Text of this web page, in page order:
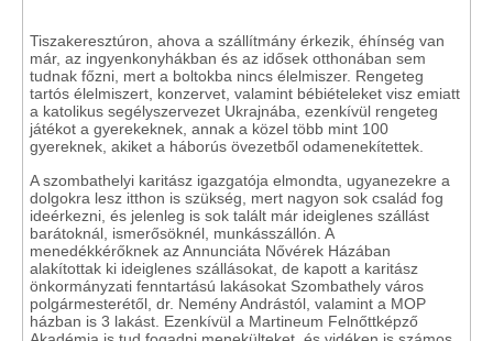
Tiszakeresztúron, ahova a szállítmány érkezik, éhínség van
már, az ingyenkonyhákban és az idősek otthonában sem
tudnak főzni, mert a boltokba nincs élelmiszer. Rengeteg
tartós élelmiszert, konzervet, valamint bébiételeket visz emiatt
a katolikus segélyszervezet Ukrajnába, ezenkívül rengeteg
játékot a gyerekeknek, annak a közel több mint 100
gyereknek, akiket a háborús övezetből odamenekítettek.
A szombathelyi karitász igazgatója elmondta, ugyanezekre a
dolgokra lesz itthon is szükség, mert nagyon sok család fog
ideérkezni, és jelenleg is sok talált már ideiglenes szállást
barátoknál, ismerősöknél, munkásszállón. A
menedékkérőknek az Annunciáta Nővérek Házában
alakítottak ki ideiglenes szállásokat, de kapott a karitász
önkormányzati fenntartású lakásokat Szombathely város
polgármesterétől, dr. Nemény Andrástól, valamint a MOP
házban is 3 lakást. Ezenkívül a Martineum Felnőttképző